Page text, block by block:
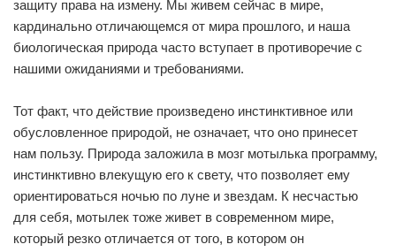
защиту права на измену. Мы живем сейчас в мире,
кардинально отличающемся от мира прошлого, и наша
биологическая природа часто вступает в противоречие с
нашими ожиданиями и требованиями.
Тот факт, что действие произведено инстинктивное или
обусловленное природой, не означает, что оно принесет
нам пользу. Природа заложила в мозг мотылька программу,
инстинктивно влекущую его к свету, что позволяет ему
ориентироваться ночью по луне и звездам. К несчастью
для себя, мотылек тоже живет в современном мире,
который резко отличается от того, в котором он